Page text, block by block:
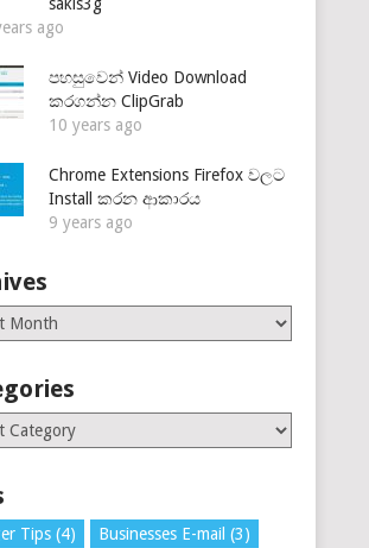
ago
පහසුවෙන් Video Download
කරගන්න ClipGrab
10 years ago
Chrome Extensions Firefox වලට
Install කරන ආකාරය
9 years ago
Tips (4) Businesses E-mail (3)